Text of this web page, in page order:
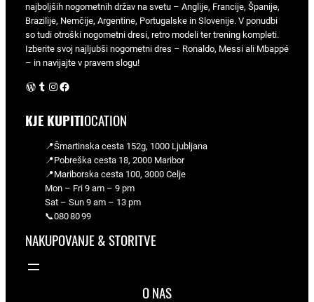
najboljših nogometnih držav na svetu – Anglije, Francije, Španije,
Brazilije, Nemčije, Argentine, Portugalske in Slovenije. V ponudbi
so tudi otroški nogometni dresi, retro modeli ter trening kompleti.
Izberite svoj najljubši nogometni dres – Ronaldo, Messi ali Mbappé
– in navijajte v pravem slogu!
WordPress Instagram Facebook
KJE KUPITIOCATION
📍Šmartinska cesta 152g, 1000 Ljubljana
📍Pobreška cesta 18, 2000 Maribor
📍Mariborska cesta 100, 3000 Celje
Mon – Fri 9 am – 9 pm
Sat – Sun 9 am – 13 pm
📞080 80 99
NAKUPOVANJE & STORITVE
O NAS